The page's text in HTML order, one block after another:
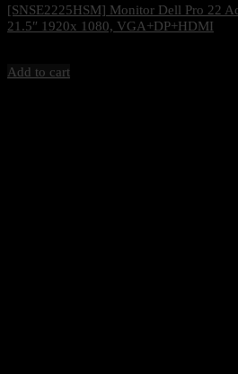
[SNSE2225HSM] Monitor Dell Pro 22
21.5″ 1920x 1080, VGA+DP+HDMI
Add to cart